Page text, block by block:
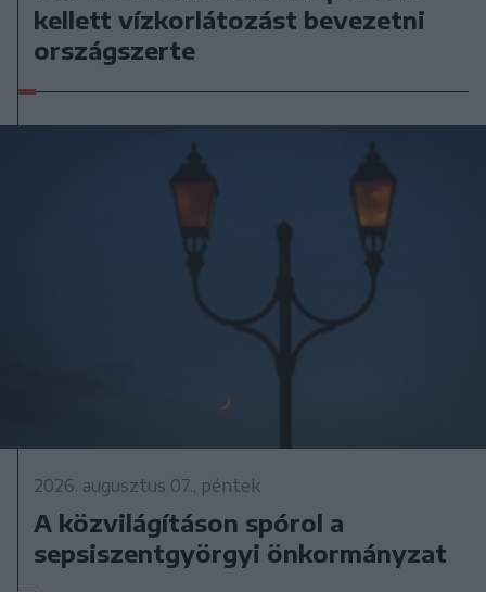
kellett vízkorlátozást bevezetni
országszerte
2026. augusztus 07., péntek
A közvilágításon spórol a
sepsiszentgyörgyi önkormányzat